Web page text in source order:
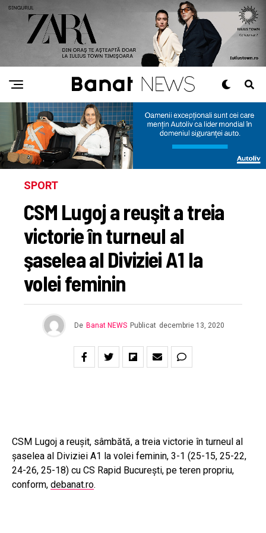
SPORT
CSM Lugoj a reuşit a treia
victorie în turneul al
şaselea al Diviziei A1 la
volei feminin
De Banat NEWS Publicat decembrie 13, 2020
CSM Lugoj a reuşit, sâmbătă, a treia victorie în turneul al
şaselea al Diviziei A1 la volei feminin, 3-1 (25-15, 25-22,
24-26, 25-18) cu CS Rapid Bucureşti, pe teren propriu,
conform, debanat.ro.